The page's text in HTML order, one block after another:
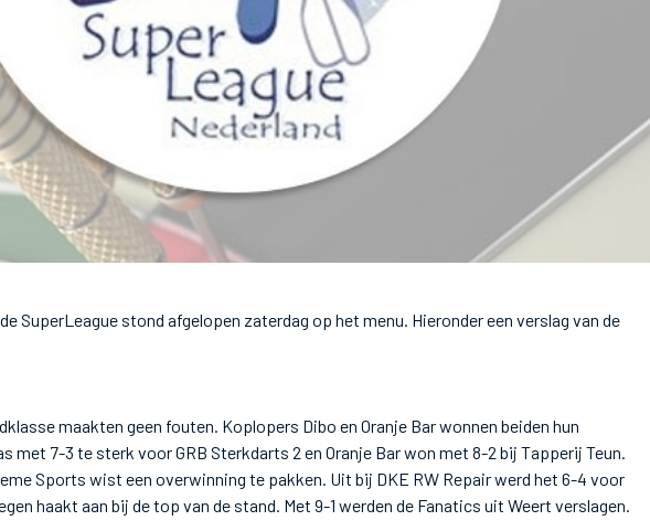
SuperLeague stond afgelopen zaterdag op het menu. Hieronder een verslag van de
maakten geen fouten. Koplopers Dibo en Oranje Bar wonnen beiden hun
met 7-3 te sterk voor GRB Sterkdarts 2 en Oranje Bar won met 8-2 bij Tapperij Teun.
Sports wist een overwinning te pakken. Uit bij DKE RW Repair werd het 6-4 voor
haakt aan bij de top van de stand. Met 9-1 werden de Fanatics uit Weert verslagen.